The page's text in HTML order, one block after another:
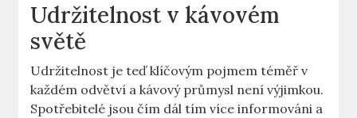
Udržitelnost v kávovém
světě
Udržitelnost je teď klíčovým pojmem téměř v
každém odvětví a kávový průmysl není výjimkou.
Spotřebitelé jsou čím dál tím více informováni a